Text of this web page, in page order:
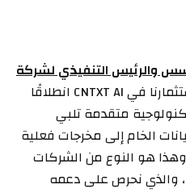
والرئيس التنفيذي لشركة
“لقد جاء استثمارنا في CNTXT AI انطلاقًا
متقدمة تلبي
الخام إلى مخرجات فعلية
هو النوع من الشركات
والذي نحرص على دعمه